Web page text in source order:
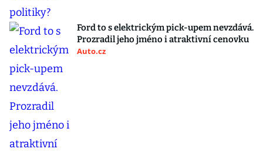
Ford to s elektrickým pick-upem nevzdává.
Prozradil jeho jméno i atraktivní cenovku
Auto.cz